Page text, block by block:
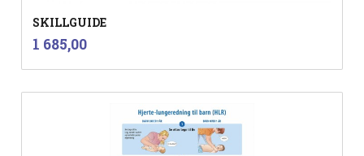
SKILLGUIDE
Pris
1 685,00